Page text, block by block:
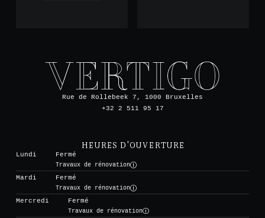
Rue de Rollebeek 7, 1000 Bruxelles
+32 2 511 95 17
HEURES D'OUVERTURE
Lundi
Fermé
Travaux de rénovation
Mardi
Fermé
Travaux de rénovation
Mercredi
Fermé
Travaux de rénovation